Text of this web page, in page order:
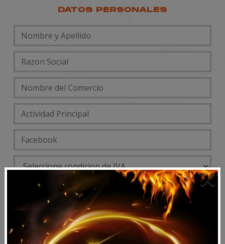
×
DATOS PERSONALES
DATOS ENTREGA